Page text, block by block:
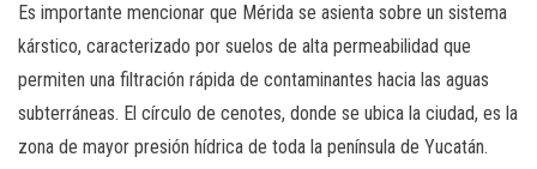
Es importante mencionar que Mérida se asienta sobre un sistema
kárstico, caracterizado por suelos de alta permeabilidad que
permiten una filtración rápida de contaminantes hacia las aguas
subterráneas. El círculo de cenotes, donde se ubica la ciudad, es la
zona de mayor presión hídrica de toda la península de Yucatán.